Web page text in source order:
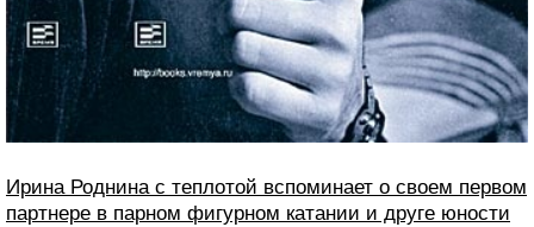
Ирина Роднина с теплотой вспоминает о своем первом
партнере в парном фигурном катании и друге юности